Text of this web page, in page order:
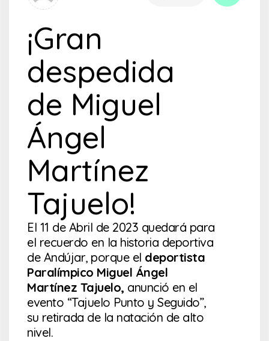
¡Gran
despedida
de Miguel
Ángel
Martínez
Tajuelo!
El 11 de Abril de 2023 quedará para
el recuerdo en la historia deportiva
de Andújar, porque el deportista
Paralímpico Miguel Ángel
Martínez Tajuelo, anunció en el
evento “Tajuelo Punto y Seguido”,
su retirada de la natación de alto
nivel.